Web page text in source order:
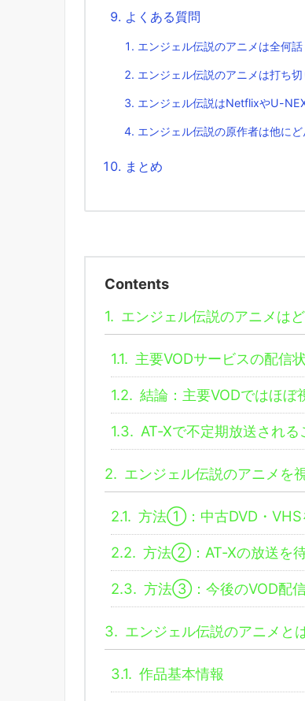
よくある質問
エンジェル伝説のアニメは全何話
エンジェル伝説のアニメは打ち切
エンジェル伝説はNetflixやU-
エンジェル伝説の原作者は他に
まとめ
Contents
1. エンジェル伝説のアニメは
1.1. 主要VODサービスの配信
1.2. 結論：主要VODではほぼ
1.3. AT-Xで不定期放送される
2. エンジェル伝説のアニメを
2.1. 方法①：中古DVD・VHS
2.2. 方法②：AT-Xの放送を
2.3. 方法③：今後のVOD配
3. エンジェル伝説のアニメと
3.1. 作品基本情報